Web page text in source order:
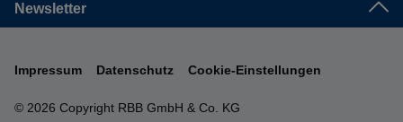
Newsletter
© 2026 Copyright RBB GmbH & Co. KG
Impressum Datenschutz Cookie-Einstellungen